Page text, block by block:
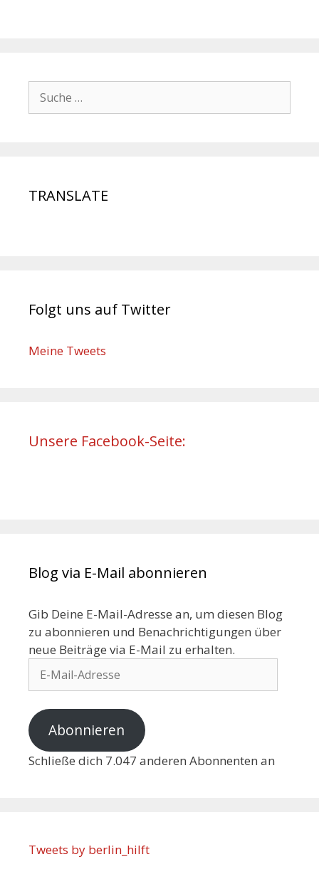
TRANSLATE
Folgt uns auf Twitter
Meine Tweets
Unsere Facebook-Seite:
Blog via E-Mail abonnieren
Gib Deine E-Mail-Adresse an, um diesen Blog
zu abonnieren und Benachrichtigungen über
neue Beiträge via E-Mail zu erhalten.
Abonnieren
Schließe dich 7.047 anderen Abonnenten an
Tweets by berlin_hilft